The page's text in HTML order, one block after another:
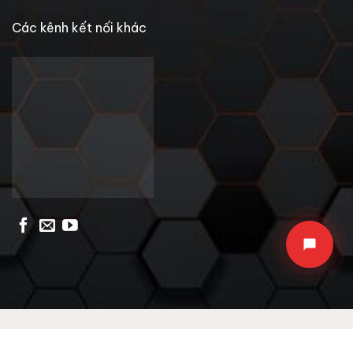
Các kênh kết nối khác